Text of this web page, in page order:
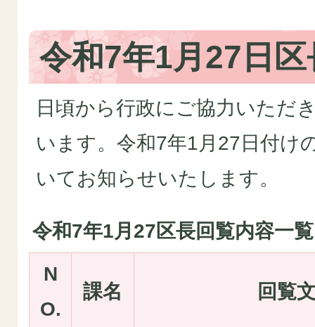
令和7年1月27日
日頃から行政にご協力いただ
います。令和7年1月27日付け
いてお知らせいたします。
令和7年1月27区長回覧内容一覧
N
O.
課名 回覧